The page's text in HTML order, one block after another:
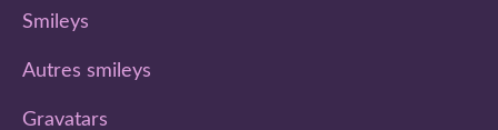
Smileys
Autres smileys
Gravatars